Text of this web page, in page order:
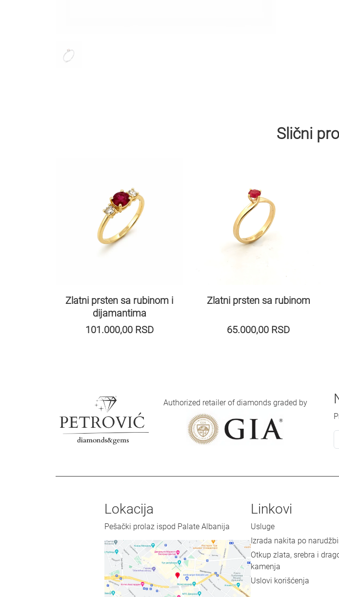
Slični
Zlatni prsten sa rubinom i
dijamantima
101.000,00 RSD
Zlatni prsten sa rubinom
65.000,00 RSD
Authorized retailer of diamonds graded by
Lokacija
Pešački prolaz ispod Palate Albanija
Linkovi
Usluge
Izrada nakita po
Otkup zlata, srebra i
kamenja
Uslovi korišćenja